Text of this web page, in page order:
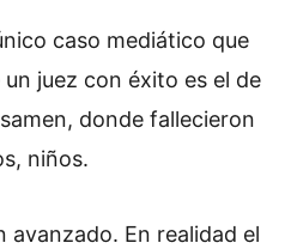
caso mediático que
juez con éxito es el de
donde fallecieron
niños.
avanzado. En realidad el